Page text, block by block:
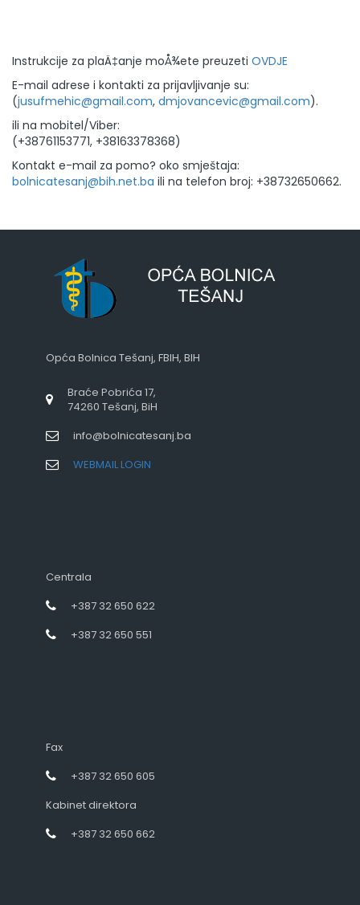
Instrukcije za plaÄ‡anje moÅ¾ete preuzeti OVDJE
E-mail adrese i kontakti za prijavljivanje su:
(jusufmehic@gmail.com, dmjovancevic@gmail.com).
ili na mobitel/Viber:
(+38761153771, +38163378368)
Kontakt e-mail za pomo? oko smještaja:
bolnicatesanj@bih.net.ba ili na telefon broj: +38732650662.
Opća Bolnica Tešanj, FBIH, BIH
Braće Pobrića 17,
74260 Tešanj, BiH
info@bolnicatesanj.ba
WEBMAIL LOGIN
Centrala
+387 32 650 622
+387 32 650 551
Fax
+387 32 650 605
Kabinet direktora
+387 32 650 662